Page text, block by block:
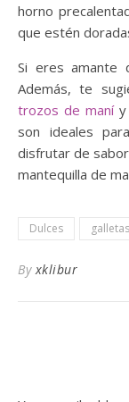
horno
que estén
Si eres amante
Además, te
trozos de maníy
son ideales
disfrutar de
mantequilla de
Dulces galletas
Byxklibur